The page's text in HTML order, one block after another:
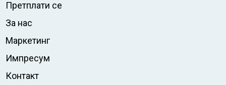
Претплати се
За нас
Маркетинг
Импресум
Контакт